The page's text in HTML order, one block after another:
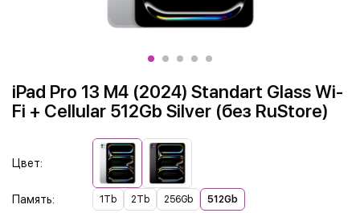
iPad Pro 13 M4 (2024) Standart Glass Wi-
Fi + Cellular 512Gb Silver (без RuStore)
Цвет:
Память: 1Tb 2Tb 256Gb 512Gb